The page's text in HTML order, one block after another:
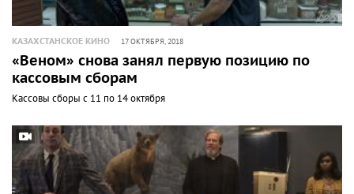
КАЗАХСТАНСКОЕ КИНО 17 ОКТЯБРЯ, 2018
«Веном» снова занял первую позицию по
кассовым сборам
Кассовы сборы с 11 по 14 октября